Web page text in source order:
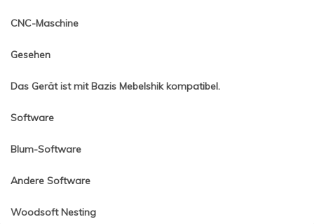
CNC-Maschine
Gesehen
Das Gerät ist mit Bazis Mebelshik kompatibel.
Software
Blum-Software
Andere Software
Woodsoft Nesting